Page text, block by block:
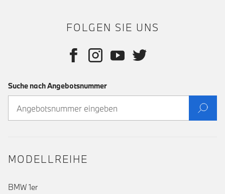
FOLGEN SIE UNS
Suche nach Angebotsnummer
MODELLREIHE
BMW 1er